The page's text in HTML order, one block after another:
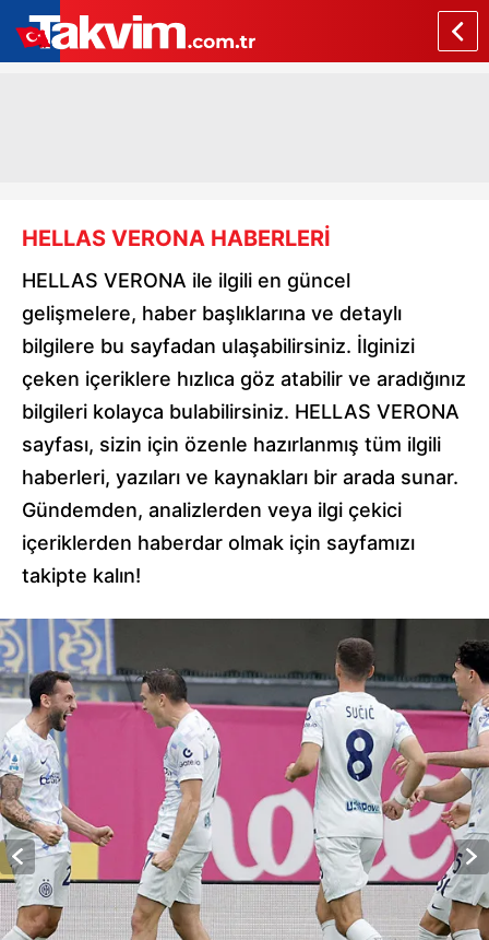
HELLAS VERONA HABERLERİ
HELLAS VERONA ile ilgili en güncel
gelişmelere, haber başlıklarına ve detaylı
bilgilere bu sayfadan ulaşabilirsiniz. İlginizi
çeken içeriklere hızlıca göz atabilir ve aradığınız
bilgileri kolayca bulabilirsiniz. HELLAS VERONA
sayfası, sizin için özenle hazırlanmış tüm ilgili
haberleri, yazıları ve kaynakları bir arada sunar.
Gündemden, analizlerden veya ilgi çekici
içeriklerden haberdar olmak için sayfamızı
takipte kalın!